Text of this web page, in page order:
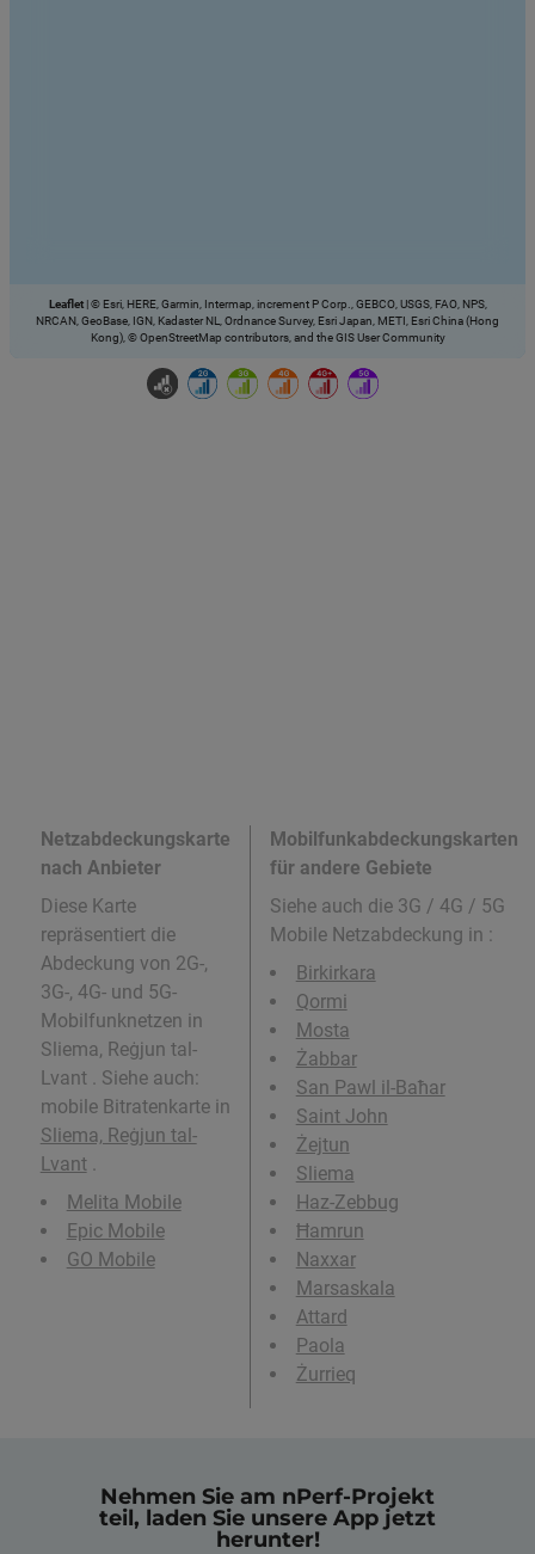
Leaflet |© Esri, HERE, Garmin, Intermap, increment P Corp., GEBCO, USGS, FAO, NPS,
NRCAN, GeoBase, IGN, Kadaster NL, Ordnance Survey, Esri Japan, METI, Esri China (Hong
Kong), © OpenStreetMap contributors, and the GIS User Community
Netzabdeckungskarte
nach Anbieter
Diese Karte
repräsentiert die
Abdeckung von 2G-,
3G-, 4G- und 5G-
Mobilfunknetzen in
Sliema, Reġjun tal-
Lvant . Siehe auch:
mobile Bitratenkarte in
Sliema, Reġjun tal-
Lvant.
Melita Mobile
Epic Mobile
GO Mobile
Mobilfunkabdeckungskarten
für andere Gebiete
Siehe auch die 3G / 4G / 5G
Mobile Netzabdeckung in :
Birkirkara
Qormi
Mosta
Żabbar
San Pawl il-Baħar
Saint John
Żejtun
Sliema
Haz-Zebbug
Ħamrun
Naxxar
Marsaskala
Attard
Paola
Żurrieq
Nehmen Sie am nPerf-Projekt
teil, laden Sie unsere App jetzt
herunter!